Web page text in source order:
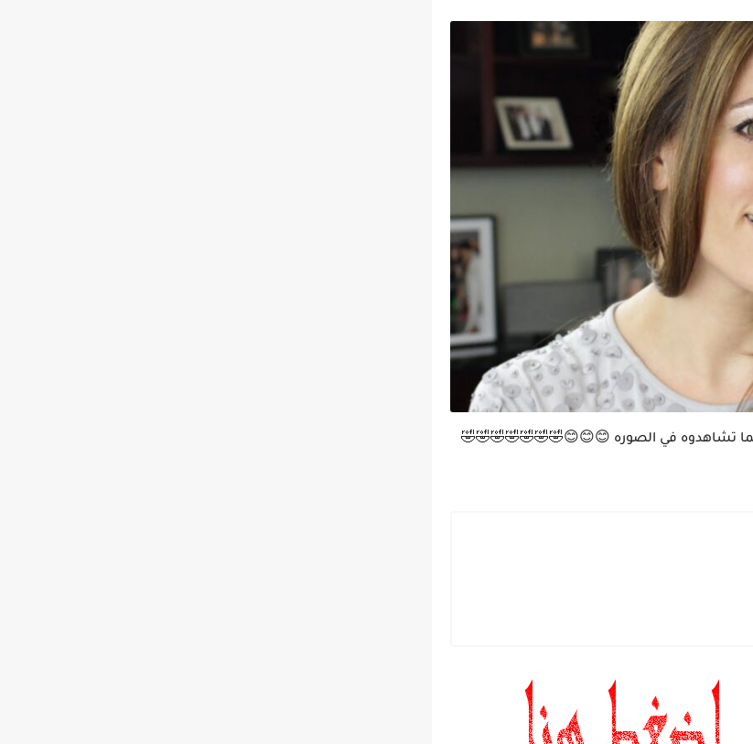
تشاهدوه في الصوره 😊😊😊🤣🤣🤣🤣🤣🤣🤣